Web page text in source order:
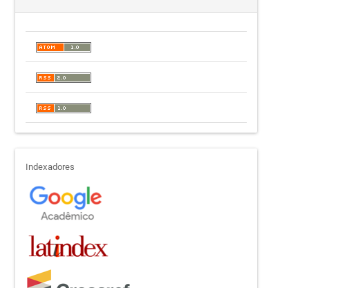
indexadores
Indexadores